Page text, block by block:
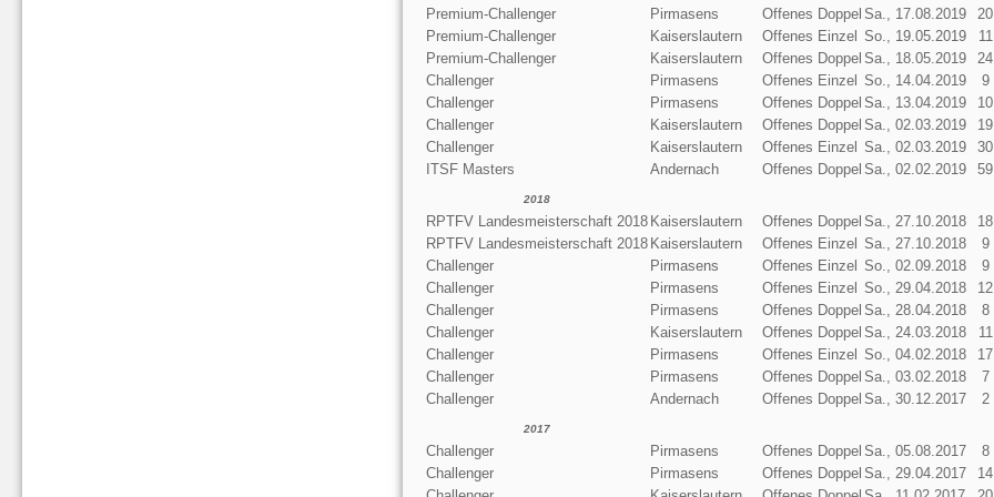
Premium-Challenger Pirmasens Offenes Doppel Sa., 17.08.2019
20
Premium-Challenger
Kaiserslautern Offenes Einzel So., 19.05.2019
11
Premium-Challenger
Kaiserslautern Offenes Doppel Sa., 18.05.2019
24
Challenger
Pirmasens Offenes Einzel So., 14.04.2019
9
Challenger
Pirmasens Offenes Doppel Sa., 13.04.2019
10
Challenger
Kaiserslautern Offenes Doppel Sa., 02.03.2019
19
Challenger
Kaiserslautern Offenes Einzel Sa., 02.03.2019
30
ITSF Masters
Andernach Offenes Doppel Sa., 02.02.2019 59
2018
RPTFV Landesmeisterschaft 2018 Kaiserslautern Offenes Doppel Sa., 27.10.2018
18
RPTFV Landesmeisterschaft 2018 Kaiserslautern Offenes Einzel Sa., 27.10.2018
9
Challenger
Pirmasens Offenes Einzel So., 02.09.2018
9
Challenger
Pirmasens Offenes Einzel So., 29.04.2018
12
Challenger
Pirmasens Offenes Doppel Sa., 28.04.2018
8
Challenger
Kaiserslautern Offenes Doppel Sa., 24.03.2018
11
Challenger
Pirmasens Offenes Einzel So., 04.02.2018
17
Challenger
Pirmasens Offenes Doppel Sa., 03.02.2018
7
Challenger
Andernach Offenes Doppel Sa., 30.12.2017 2
2017
Challenger Pirmasens Offenes Doppel Sa., 05.08.2017
8
Challenger
Pirmasens Offenes Doppel Sa., 29.04.2017
14